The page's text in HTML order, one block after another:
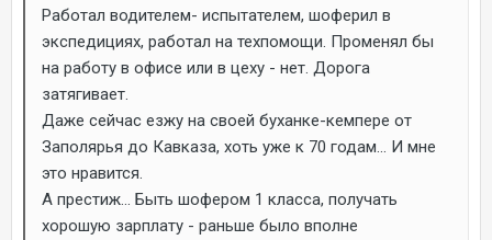
Работал водителем- испытателем, шоферил в
экспедициях, работал на техпомощи. Променял бы
на работу в офисе или в цеху - нет. Дорога
затягивает.
Даже сейчас езжу на своей буханке-кемпере от
Заполярья до Кавказа, хоть уже к 70 годам... И мне
это нравится.
А престиж... Быть шофером 1 класса, получать
хорошую зарплату - раньше было вполне